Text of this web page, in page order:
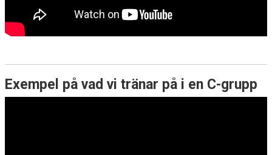
Exempel på vad vi tränar på i en C-grupp